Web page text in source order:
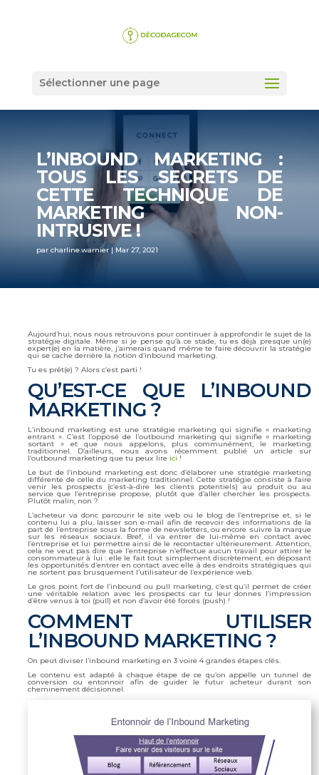
Sélectionner une page
L’INBOUND MARKETING :
TOUS LES SECRETS DE
CETTE TECHNIQUE DE
MARKETING NON-
INTRUSIVE !
par charline.warnier| Mar 27, 2021
Aujourd’hui, nous nous retrouvons pour continuer à approfondir le sujet de la
stratégie digitale. Même si je pense qu’à ce stade, tu es déjà presque un(e)
expert(e) en la matière, j’aimerais quand même te faire découvrir la stratégie
qui se cache derrière la notion d’inbound marketing.
Tu es prêt(e) ? Alors c’est parti !
QU’EST-CE QUE L’INBOUND
MARKETING ?
L’inbound marketing est une stratégie marketing qui signifie « marketing
entrant ». C’est l’opposé de l’outbound marketing qui signifie « marketing
sortant » et que nous appelons, plus communément, le marketing
traditionnel. D’ailleurs, nous avons récemment publié un article sur
l’outbound marketing que tu peux lire ici !
Le but de l’inbound marketing est donc d’élaborer une stratégie marketing
différente de celle du marketing traditionnel. Cette stratégie consiste à faire
venir les prospects (c’est-à-dire les clients potentiels) au produit ou au
service que l’entreprise propose, plutôt que d’aller chercher les prospects.
Plutôt malin, non ?
L’acheteur va donc parcourir le site web ou le blog de l’entreprise et, si le
contenu lui a plu, laisser son e-mail afin de recevoir des informations de la
part de l’entreprise sous la forme de newsletters, ou encore suivre la marque
sur les réseaux sociaux. Bref, il va entrer de lui-même en contact avec
l’entreprise et lui permettre ainsi de le recontacter ultérieurement. Attention,
cela ne veut pas dire que l’entreprise n’effectue aucun travail pour attirer le
consommateur à lui : elle le fait tout simplement discrètement, en déposant
les opportunités d’entrer en contact avec elle à des endroits stratégiques qui
ne sortent pas brusquement l’utilisateur de l’expérience web.
Le gros point fort de l’inbound ou pull marketing, c’est qu’il permet de créer
une véritable relation avec les prospects car tu leur donnes l’impression
d’être venus à toi (pull) et non d’avoir été forcés (push) !
COMMENT UTILISER
L’INBOUND MARKETING ?
On peut diviser l’inbound marketing en 3 voire 4 grandes étapes clés.
Le contenu est adapté à chaque étape de ce qu’on appelle un tunnel de
conversion ou entonnoir afin de guider le futur acheteur durant son
cheminement décisionnel.